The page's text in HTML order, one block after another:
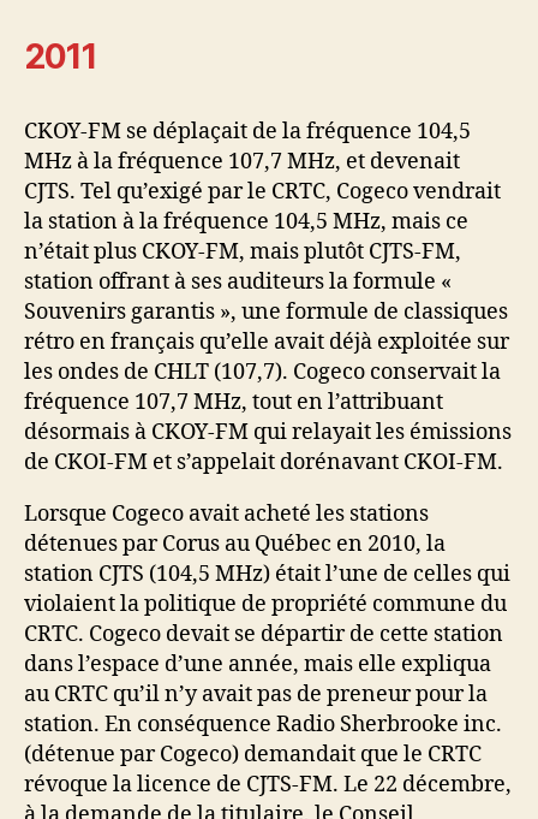
2011
CKOY-FM se déplaçait de la fréquence 104,5
MHz à la fréquence 107,7 MHz, et devenait
CJTS. Tel qu’exigé par le CRTC, Cogeco vendrait
la station à la fréquence 104,5 MHz, mais ce
n’était plus CKOY-FM, mais plutôt CJTS-FM,
station offrant à ses auditeurs la formule «
Souvenirs garantis », une formule de classiques
rétro en français qu’elle avait déjà exploitée sur
les ondes de CHLT (107,7). Cogeco conservait la
fréquence 107,7 MHz, tout en l’attribuant
désormais à CKOY-FM qui relayait les émissions
de CKOI-FM et s’appelait dorénavant CKOI-FM.
Lorsque Cogeco avait acheté les stations
détenues par Corus au Québec en 2010, la
station CJTS (104,5 MHz) était l’une de celles qui
violaient la politique de propriété commune du
CRTC. Cogeco devait se départir de cette station
dans l’espace d’une année, mais elle expliqua
au CRTC qu’il n’y avait pas de preneur pour la
station. En conséquence Radio Sherbrooke inc.
(détenue par Cogeco) demandait que le CRTC
révoque la licence de CJTS-FM. Le 22 décembre,